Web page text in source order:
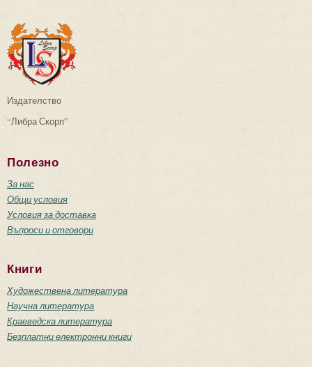
Издателство
“Либра Скорп”
Полезно
За нас
Общи условия
Условия за доставка
Въпроси и отговори
Книги
Художествена литература
Научна литература
Краеведска литература
Безплатни електронни книги